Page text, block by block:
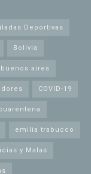
Deportivas
Bolivia
aires
COVID-19
emilia trabucco
y Malas